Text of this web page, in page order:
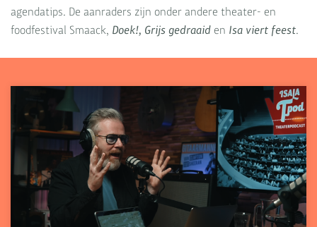
agendatips. De aanraders zijn onder andere theater- en
foodfestival Smaack, Doek!, Grijs gedraaid en Isa viert feest.